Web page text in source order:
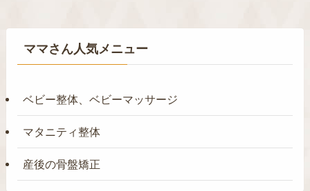
ママさん人気メニュー
ベビー整体、ベビーマッサージ
マタニティ整体
産後の骨盤矯正